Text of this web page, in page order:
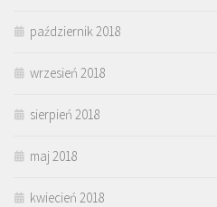
październik 2018
wrzesień 2018
sierpień 2018
maj 2018
kwiecień 2018